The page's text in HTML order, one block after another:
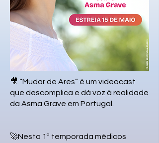
🎥 “Mudar de Ares” é um videocast
que descomplica e dá voz à realidade
da Asma Grave em Portugal.
🚀Nesta 1ª temporada médicos